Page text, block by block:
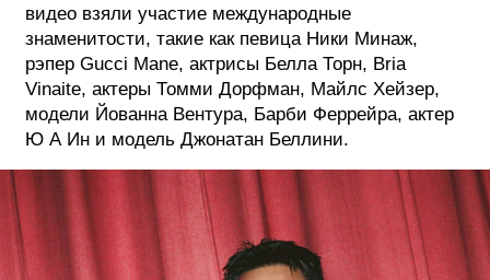
видео взяли участие международные
знаменитости, такие как певица Ники Минаж,
рэпер Gucci Mane, актрисы Белла Торн, Bria
Vinaite, актеры Томми Дорфман, Майлс Хейзер,
модели Йованна Вентура, Барби Феррейра, актер
Ю А Ин и модель Джонатан Беллини.